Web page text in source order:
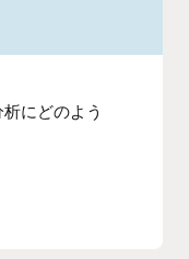
にどのよう